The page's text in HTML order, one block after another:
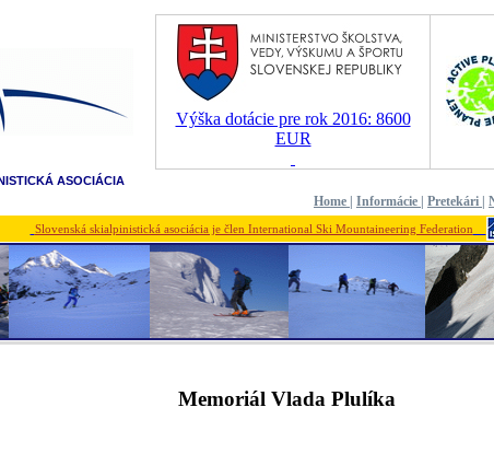
Výška dotácie pre rok 2016: 8600
EUR
ASOCIÁCIA
Home Informácie Pretekári
Slovenská skialpinistická asociácia je člen International Ski Mountaineering Federation
Memoriál Vlada Plulíka